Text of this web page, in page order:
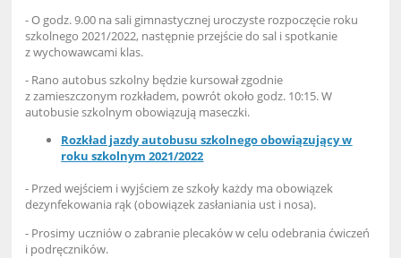
- O godz. 9.00 na sali gimnastycznej uroczyste rozpoczęcie roku
szkolnego 2021/2022, następnie przejście do sal i spotkanie
z wychowawcami klas.
- Rano autobus szkolny będzie kursował zgodnie
z zamieszczonym rozkładem, powrót około godz. 10:15. W
autobusie szkolnym obowiązują maseczki.
Rozkład jazdy autobusu szkolnego obowiązujący w
roku szkolnym 2021/2022
- Przed wejściem i wyjściem ze szkoły każdy ma obowiązek
dezynfekowania rąk (obowiązek zasłaniania ust i nosa).
- Prosimy uczniów o zabranie plecaków w celu odebrania ćwiczeń
i podręczników.